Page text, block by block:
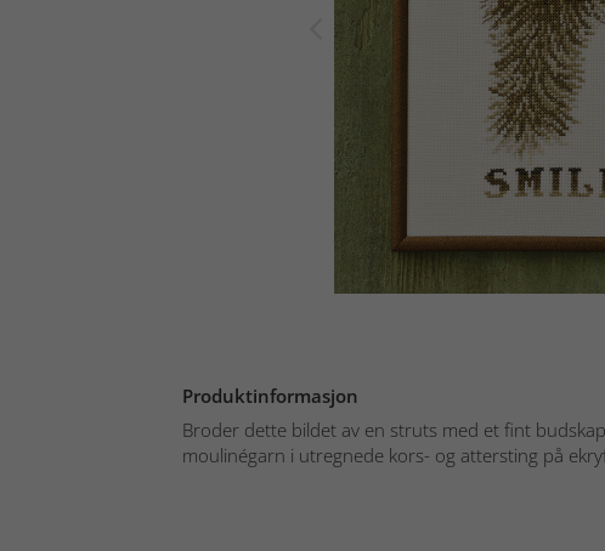
Produktinformasjon
Broder dette bildet av en struts med et fint
moulinégarn i utregnede kors- og attersting på